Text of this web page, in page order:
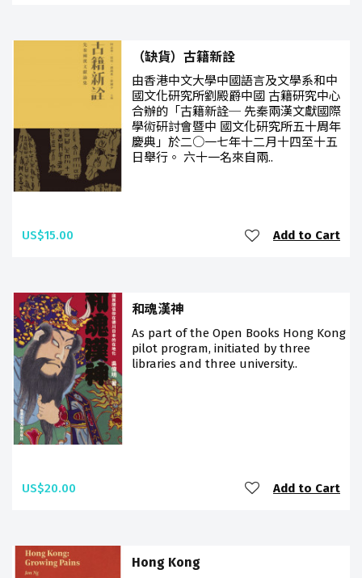
（缺貨）古籍新詮
由香港中文大學中國語言及文學系和中
國文化研究所劉殿爵中國 古籍研究中心
合辦的「古籍新詮─ 先秦兩漢文獻國際
學術研討會暨中 國文化研究所五十周年
慶典」於二○一七年十二月十四至十五
日舉行。 六十一名來自兩..
US$15.00 Add to Cart
和魂漢神
As part of the Open Books Hong Kong
pilot program, initiated by three
libraries and three university..
US$20.00 Add to Cart
Hong Kong